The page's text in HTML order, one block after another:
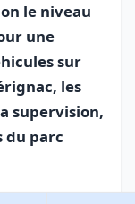
le niveau
une
sur
les
supervision,
du parc